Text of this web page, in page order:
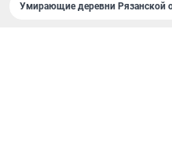
Умирающие деревни Рязанской